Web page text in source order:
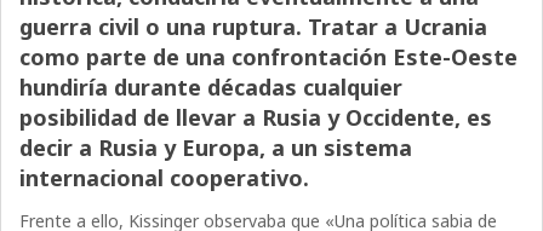
guerra civil o una ruptura. Tratar a Ucrania
como parte de una confrontación Este-Oeste
hundiría durante décadas cualquier
posibilidad de llevar a Rusia y Occidente, es
decir a Rusia y Europa, a un sistema
internacional cooperativo.
Frente a ello, Kissinger observaba que «Una política sabia de